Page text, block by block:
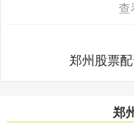
查
郑州股票
郑